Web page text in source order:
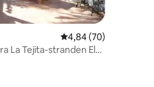
4 omdömen4,84 av 5 i
4,84 (70)
La Tejita-stranden El